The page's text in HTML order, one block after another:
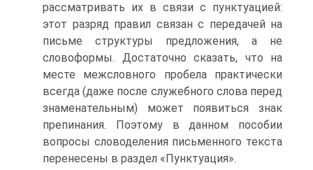
рассматривать их в связи с пунктуацией:
этот разряд правил связан с передачей на
письме структуры предложения, а не
словоформы. Достаточно сказать, что на
месте межсловного пробела практически
всегда (даже после служебного слова перед
знаменательным) может появиться знак
препинания. Поэтому в данном пособии
вопросы словоделения письменного текста
перенесены в раздел «Пунктуация».